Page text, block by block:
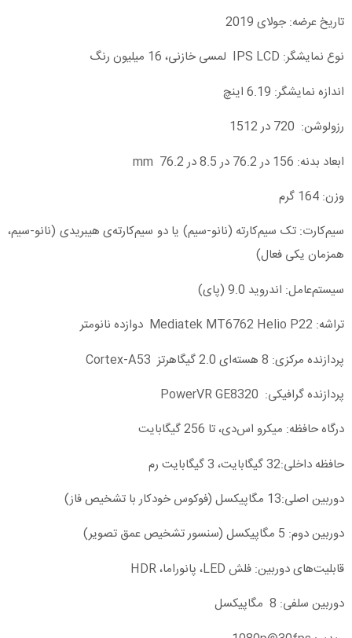
تاریخ عرضه: جولای 2019
نوع نمایشگر: IPS LCD لمسی خازنی، 16 میلیون رنگ
اندازه نمایشگر: 6.19 اینچ
رزولوشن: 720 در 1512
ابعاد بدنه: 156 در 76.2 در 8.5 در mm 76.2
وزن: 164 گرم
سیم‌کارت: تک سیم‌کارته (نانو-سیم) یا دو سیم‌کارته‌ی هیبریدی (نانو-سیم،
همزمان یکی فعال)
سیستم‌عامل: اندروید 9.0 (پای)
تراشه: Mediatek MT6762 Helio P22 دوازده نانومتر
پردازنده مرکزی: 8 هسته‌ای 2.0 گیگاهرتز Cortex-A53
پردازنده گرافیکی: PowerVR GE8320
درگاه حافظه: میکرو اس‌دی، تا 256 گیگابایت
حافظه داخلی:32 گیگابایت، 3 گیگابایت رم
دوربین اصلی:13 مگاپیکسل (فوکوس خودکار با تشخیص فاز)
دوربین دوم: 5 مگاپیکسل (سنسور تشخیص عمق تصویر)
قابلیت‌های دوربین: فلش LED، پانوراما، HDR
دوربین سلفی: 8 مگاپیکسل